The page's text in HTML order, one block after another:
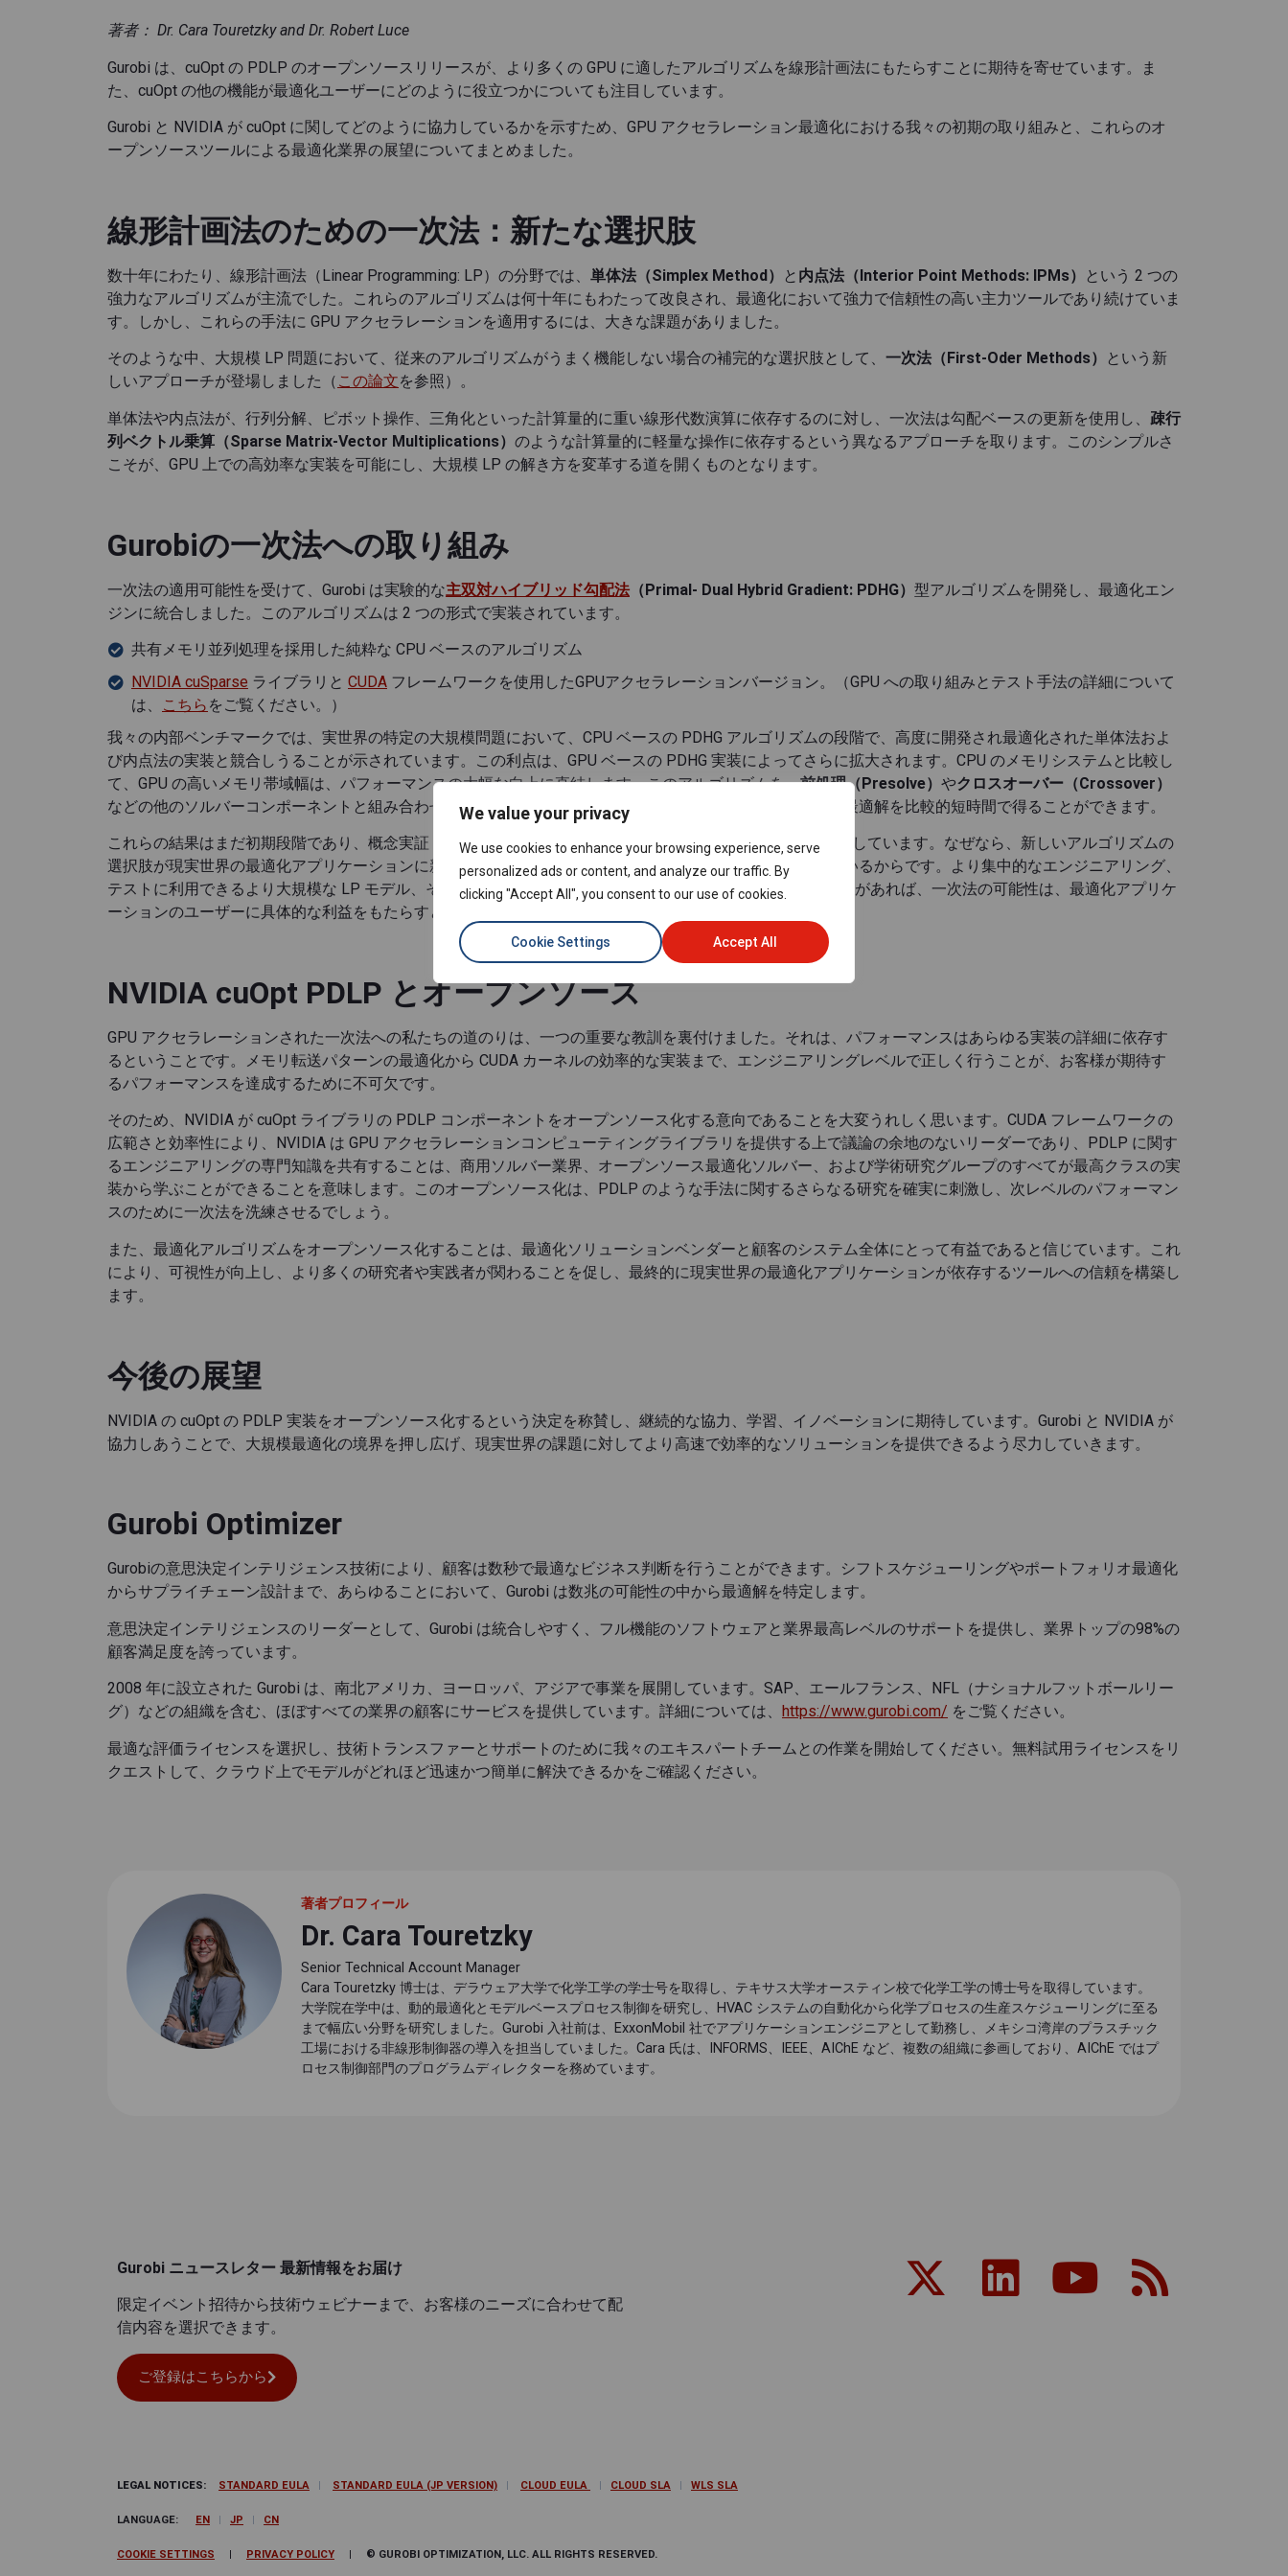
We value your privacy
We use cookies to enhance your browsing experience, serve
personalized ads or content, and analyze our traffic. By
clicking "Accept All", you consent to our use of cookies.
Cookie Settings Accept All
著者： Dr. Cara Touretzky and Dr. Robert Luce
Gurobi は、cuOpt の PDLP のオープンソースリリースが、より多くの GPU に適したアルゴリズムを線形計画法にもたらすことに期待を寄せています。ま
た、cuOpt の他の機能が最適化ユーザーにどのように役立つかについても注目しています。
Gurobi と NVIDIA が cuOpt に関してどのように協力しているかを示すため、GPU アクセラレーション最適化における我々の初期の取り組みと、これらのオ
ープンソースツールによる最適化業界の展望についてまとめました。
線形計画法のための一次法：新たな選択肢
数十年にわたり、線形計画法（Linear Programming: LP）の分野では、 単体法（Simplex Method） と 内点法（Interior Point Methods: IPMs）
という 2 つの
強力なアルゴリズムが主流でした。これらのアルゴリズムは何十年にもわたって改良され、最適化において強力で信頼性の高い主力ツールであり続けていま
す。しかし、これらの手法に GPU アクセラレーションを適用するには、大きな課題がありました。
そのような中、大規模 LP 問題において、従来のアルゴリズムがうまく機能しない場合の補完的な選択肢として、 一次法（First-Oder Methods）
という新
しいアプローチが登場しました（ この論文を参照）。
単体法や内点法が、行列分解、ピボット操作、三角化といった計算量的に重い線形代数演算に依存するのに対し、一次法は勾配ベースの更新を使用し、 疎行
列ベクトル乗算（Sparse Matrix-Vector Multiplications） のような計算量的に軽量な操作に依存するという異なるアプローチを取ります。このシンプルさ
こそが、GPU 上での高効率な実装を可能にし、大規模 LP の解き方を変革する道を開くものとなります。
Gurobiの一次法への取り組み
一次法の適用可能性を受けて、Gurobi は実験的な主双対ハイブリッド勾配法 （Primal- Dual Hybrid Gradient: PDHG） 型アルゴリズムを開発し、最適化エン
ジンに統合しました。このアルゴリズムは 2 つの形式で実装されています。
共有メモリ並列処理を採用した純粋な CPU ベースのアルゴリズム
NVIDIA cuSparse ライブラリと CUDA フレームワークを使用したGPUアクセラレーションバージョン。（GPU への取り組みとテスト手法の詳細について
は、
こちら をご覧ください。）
我々の内部ベンチマークでは、実世界の特定の大規模問題において、CPU ベースの PDHG アルゴリズムの段階で、高度に開発され最適化された単体法およ
び内点法の実装と競合しうることが示されています。この利点は、GPU ベースの PDHG 実装によってさらに拡大されます。CPU のメモリシステムと比較し
て、GPU の高いメモリ帯域幅は、パフォーマンスの大幅な向上に直結します。このアルゴリズムを、前処理（Presolve） やクロスオーバー（Crossover）
などの他のソルバーコンポーネントと組み合わせることで、一部の大規模インスタンスにおいて、高精度な最適解を比較的短時間で得ることができます。
これらの結果はまだ初期段階であり、概念実証（Proof of Concept）と考えています。しかし、私たちは興奮しています。なぜなら、新しいアルゴリズムの
選択肢が現実世界の最適化アプリケーションに新たな機会を開く開発曲線の始まりに過ぎないことを知っているからです。より集中的なエンジニアリング、
テストに利用できるより大規模な LP モデル、そしてお客様やコミュニティからのより多くのフィードバックがあれば、一次法の可能性は、最適化アプリケ
ーションのユーザーに具体的な利益をもたらすと考えています。
NVIDIA cuOpt PDLP とオープンソース
GPU アクセラレーションされた一次法への私たちの道のりは、一つの重要な教訓を裏付けました。それは、パフォーマンスはあらゆる実装の詳細に依存す
るということです。メモリ転送パターンの最適化から CUDA カーネルの効率的な実装まで、エンジニアリングレベルで正しく行うことが、お客様が期待す
るパフォーマンスを達成するために不可欠です。
そのため、NVIDIA が cuOpt ライブラリの PDLP コンポーネントをオープンソース化する意向であることを大変うれしく思います。CUDA フレームワークの
広範さと効率性により、NVIDIA は GPU アクセラレーションコンピューティングライブラリを提供する上で議論の余地のないリーダーであり、PDLP に関す
るエンジニアリングの専門知識を共有することは、商用ソルバー業界、オープンソース最適化ソルバー、および学術研究グループのすべてが最高クラスの実
装から学ぶことができることを意味します。このオープンソース化は、PDLP のような手法に関するさらなる研究を確実に刺激し、次レベルのパフォーマン
スのために一次法を洗練させるでしょう。
また、最適化アルゴリズムをオープンソース化することは、最適化ソリューションベンダーと顧客のシステム全体にとって有益であると信じています。これ
により、可視性が向上し、より多くの研究者や実践者が関わることを促し、最終的に現実世界の最適化アプリケーションが依存するツールへの信頼を構築し
ます。
今後の展望
NVIDIA の cuOpt の PDLP 実装をオープンソース化するという決定を称賛し、継続的な協力、学習、イノベーションに期待しています。Gurobi と NVIDIA が
協力しあうことで、大規模最適化の境界を押し広げ、現実世界の課題に対してより高速で効率的なソリューションを提供できるよう尽力していきます。
Gurobi Optimizer
Gurobiの意思決定インテリジェンス技術により、顧客は数秒で最適なビジネス判断を行うことができます。シフトスケジューリングやポートフォリオ最適化
からサプライチェーン設計まで、あらゆることにおいて、Gurobi は数兆の可能性の中から最適解を特定します。
意思決定インテリジェンスのリーダーとして、Gurobi は統合しやすく、フル機能のソフトウェアと業界最高レベルのサポートを提供し、業界トップの98%の
顧客満足度を誇っています。
2008 年に設立された Gurobi は、南北アメリカ、ヨーロッパ、アジアで事業を展開しています。SAP、エールフランス、NFL（ナショナルフットボールリー
グ）などの組織を含む、ほぼすべての業界の顧客にサービスを提供しています。詳細については、
https://www.gurobi.com/ をご覧ください。
最適な評価ライセンスを選択し、技術トランスファーとサポートのために我々のエキスパートチームとの作業を開始してください。無料試用ライセンスをリ
クエストして、クラウド上でモデルがどれほど迅速かつ簡単に解決できるかをご確認ください。
著者プロフィール
Dr. Cara Touretzky
Senior Technical Account Manager
Cara Touretzky 博士は、デラウェア大学で化学工学の学士号を取得し、テキサス大学オースティン校で化学工学の博士号を取得しています。
大学院在学中は、動的最適化とモデルベースプロセス制御を研究し、HVAC システムの自動化から化学プロセスの生産スケジューリングに至る
まで幅広い分野を研究しました。Gurobi 入社前は、ExxonMobil 社でアプリケーションエンジニアとして勤務し、メキシコ湾岸のプラスチック
工場における非線形制御器の導入を担当していました。Cara 氏は、INFORMS、IEEE、AIChE など、複数の組織に参画しており、AIChE ではプ
ロセス制御部門のプログラムディレクターを務めています。
Gurobi ニュースレター 最新情報をお届け
限定イベント招待から技術ウェビナーまで、お客様のニーズに合わせて配
信内容を選択できます。
ご登録はこちらから
LEGAL NOTICES: STANDARD EULA | STANDARD EULA (JP VERSION) | CLOUD EULA | CLOUD SLA | WLS SLA
LANGUAGE: EN | JP | CN
COOKIE SETTINGS | PRIVACY POLICY | © GUROBI OPTIMIZATION, LLC. ALL RIGHTS RESERVED.